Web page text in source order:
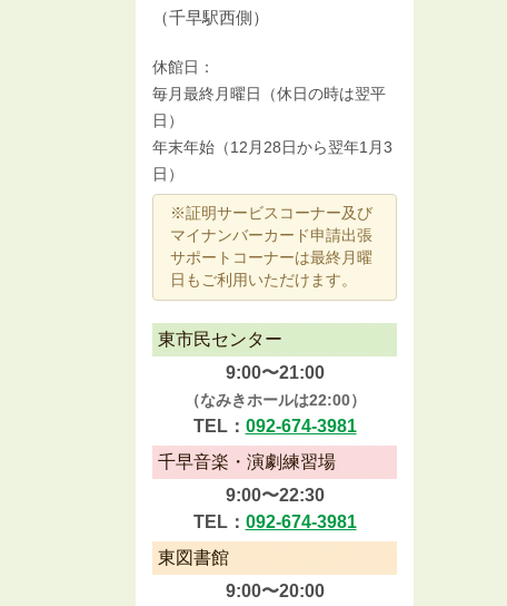
（千早駅西側）
休館日：
毎月最終月曜日（休日の時は翌平
日）
年末年始（12月28日から翌年1月3
日）
※証明サービスコーナー及び
マイナンバーカード申請出張
サポートコーナーは最終月曜
日もご利用いただけます。
東市民センター
9:00〜21:00
（なみきホールは22:00）
TEL： 092-674-3981
千早音楽・演劇練習場
9:00〜22:30
TEL： 092-674-3981
東図書館
9:00〜20:00